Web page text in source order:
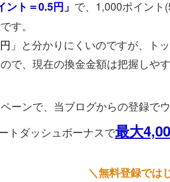
ント＝0.5円」 で、1,000ポイント
す。
」 と分かりにくいのですが、ト
で、現在の換金金額は把握しやす
ーンで、当ブログからの登録で
トダッシュボーナスで最大
＼無料登録では